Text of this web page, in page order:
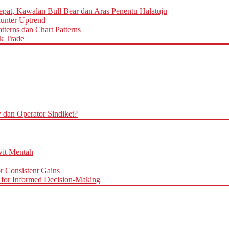
Kawalan Bull Bear dan Aras Penentu Halatuju
Uptrend
dan Chart Patterns
Trade
Operator Sindiket?
Mentah
Consistent Gains
for Informed Decision-Making